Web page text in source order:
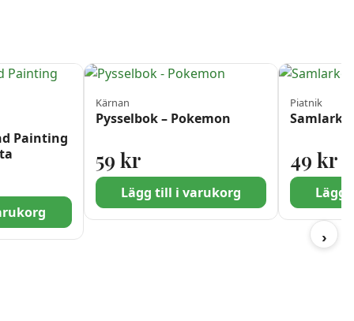
Painting
Kärnan
Pysselbok – Pokemon
59 kr
Lägg till i varukorg
Piatnik
49 kr
Lägg
›